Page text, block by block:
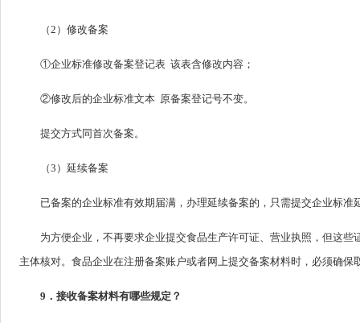
（2）修改备案
①企业标准修改备案登记表 该表含修改内容；
②修改后的企业标准文本 原备案登记号不变。
提交方式同首次备案。
（3）延续备案
已备案的企业标准有效期届满，办理延续备案的，只需提交企业标准
为方便企业，不再要求企业提交食品生产许可证、营业执照，但这
主体核对。食品企业在注册备案账户或者网上提交备案材料时，必须确
9．接收备案材料有哪些规定？